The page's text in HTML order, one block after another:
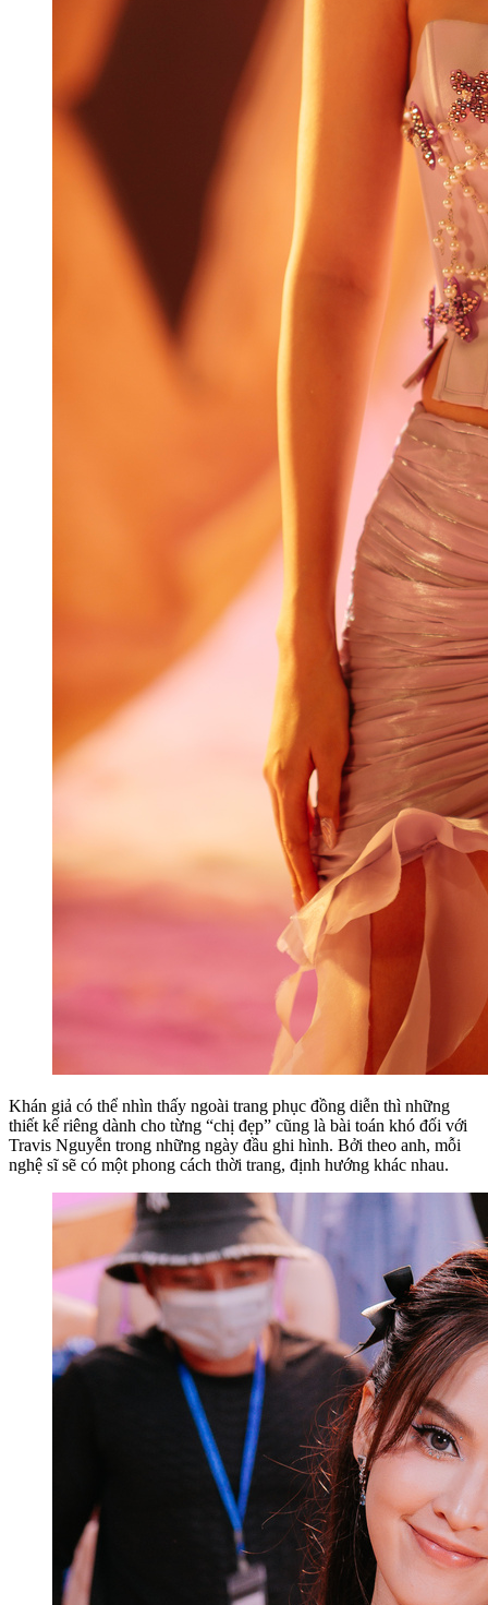
Khán giả có thể nhìn thấy ngoài trang phục đồng diễn thì những
thiết kế riêng dành cho từng “chị đẹp” cũng là bài toán khó đối với
Travis Nguyễn trong những ngày đầu ghi hình. Bởi theo anh, mỗi
nghệ sĩ sẽ có một phong cách thời trang, định hướng khác nhau.